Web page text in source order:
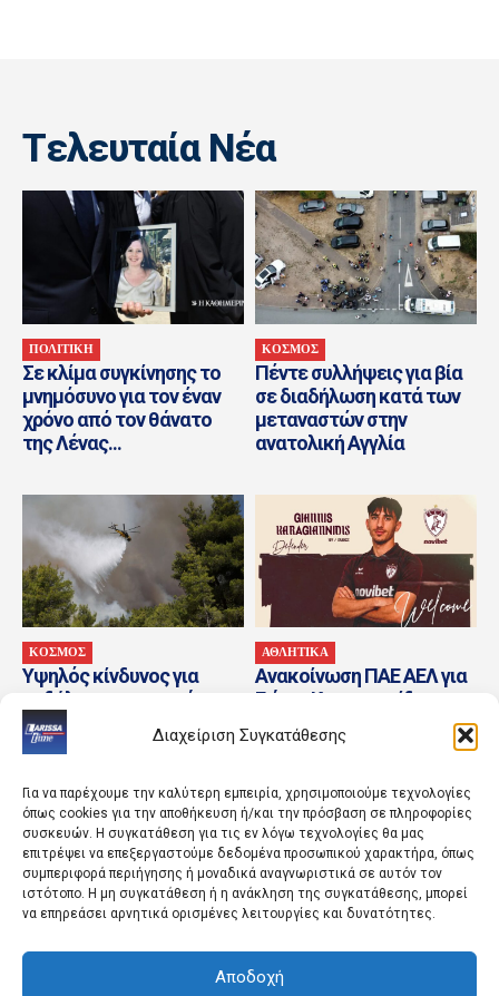
Διαχείριση Συγκατάθεσης
Για να παρέχουμε την καλύτερη εμπειρία, χρησιμοποιούμε τεχνολογίες
όπως cookies για την αποθήκευση ή/και την πρόσβαση σε πληροφορίες
συσκευών. Η συγκατάθεση για τις εν λόγω τεχνολογίες θα μας
επιτρέψει να επεξεργαστούμε δεδομένα προσωπικού χαρακτήρα, όπως
συμπεριφορά περιήγησης ή μοναδικά αναγνωριστικά σε αυτόν τον
ιστότοπο. Η μη συγκατάθεση ή η ανάκληση της συγκατάθεσης, μπορεί
να επηρεάσει αρνητικά ορισμένες λειτουργίες και δυνατότητες.
Αποδοχή
Tελευταία Nέα
ΠΟΛΙΤΙΚΗ
Σε κλίμα συγκίνησης το
μνημόσυνο για τον έναν
χρόνο από τον θάνατο
της Λένας...
ΚΟΣΜΟΣ
Πέντε συλλήψεις για βία
σε διαδήλωση κατά των
μεταναστών στην
ανατολική Αγγλία
ΚΟΣΜΟΣ
Υψηλός κίνδυνος για
εκδήλωση πυρκαγιάς
αύριο (8/8) σε Κρήτη και
Βόρειο Αιγαίο
ΑΘΛΗΤΙΚΑ
Ανακοίνωση ΠΑΕ ΑΕΛ για
Γιάννη Καραγιαννίδη
ΚΟΣΜΟΣ
Γαλλία: Η χώρα «δεν θα
ΑΘΛΗΤΙΚΑ
Ανακοίνωσε και Τζενεπό